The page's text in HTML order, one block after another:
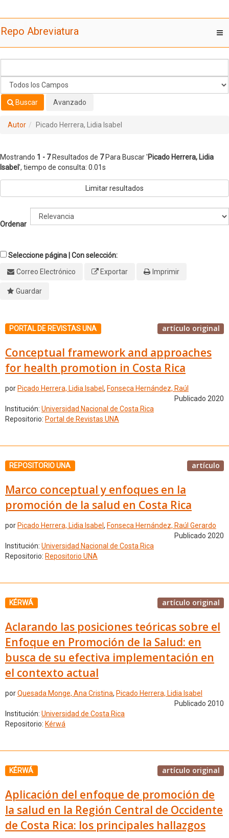
Isabel'
Repo Abreviatura
Buscar Avanzado
Autor Picado Herrera, Lidia Isabel
Mostrando 1 - 7Resultados de 7Para Buscar 'Picado Herrera, Lidia
Isabel', tiempo de consulta: 0.01s
Limitar resultados
Ordenar
Seleccione página | Con selección:
Correo Electrónico
Exportar Imprimir
Guardar
PORTAL DE REVISTAS UNA artículo original
Conceptual framework and approaches
for health promotion in Costa Rica
por Picado Herrera, Lidia Isabel , Fonseca Hernández, Raúl
Publicado 2020
Institución: Universidad Nacional de Costa Rica
Repositorio: Portal de Revistas UNA
REPOSITORIO UNA artículo
Marco conceptual y enfoques en la
promoción de la salud en Costa Rica
por Picado Herrera, Lidia Isabel , Fonseca Hernández, Raúl Gerardo
Publicado 2020
Institución: Universidad Nacional de Costa Rica
Repositorio: Repositorio UNA
KÉRWÁ artículo original
Aclarando las posiciones teóricas sobre el
Enfoque en Promoción de la Salud: en
busca de su efectiva implementación en
el contexto actual
porQuesada Monge, Ana Cristina, Picado Herrera, Lidia Isabel
Publicado 2010
Institución: Universidad de Costa Rica
Repositorio: Kérwá
KÉRWÁ artículo original
Aplicación del enfoque de promoción de
la salud en la Región Central de Occidente
de Costa Rica: los principales hallazgos